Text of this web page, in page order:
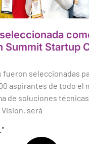
Summit Startup
fueron seleccionadas
aspirantes de todo el
de soluciones
será